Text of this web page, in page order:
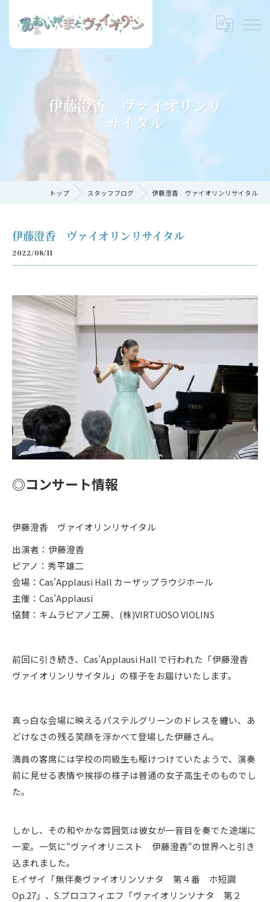
伊藤澄香 ヴァイオリンリ
サイタル
トップ スタッフブログ 伊藤澄香 ヴァイオリンリサイタル
伊藤澄香 ヴァイオリンリサイタル
2022/08/11
◎コンサート情報
伊藤澄香 ヴァイオリンリサイタル
出演者：伊藤澄香
ピアノ：秀平雄二
会場：Cas’Applausi Hall カーザップラウジホール
主催：Cas’Applausi
協賛：キムラピアノ工房、(株)VIRTUOSO VIOLINS
前回に引き続き、Cas’Applausi Hall で行われた「伊藤澄香
ヴァイオリンリサイタル」の様子をお届けいたします。
真っ白な会場に映えるパステルグリーンのドレスを纏い、あ
どけなさの残る笑顔を浮かべて登場した伊藤さん。
満員の客席には学校の同級生も駆けつけていたようで、演奏
前に見せる表情や挨拶の様子は普通の女子高生そのものでし
た。
しかし、その和やかな雰囲気は彼女が一音目を奏でた途端に
一変。一気に“ヴァイオリニスト 伊藤澄香“の世界へと引き
込まれました。
E.イザイ「無伴奏ヴァイオリンソナタ 第４番 ホ短調
Op.27」、S.プロコフィエフ「ヴァイオリンソナタ 第２